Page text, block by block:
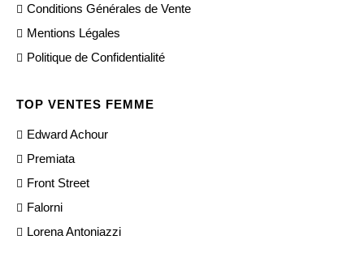
Conditions Générales de Vente
Mentions Légales
Politique de Confidentialité
TOP VENTES FEMME
Edward Achour
Premiata
Front Street
Falorni
Lorena Antoniazzi